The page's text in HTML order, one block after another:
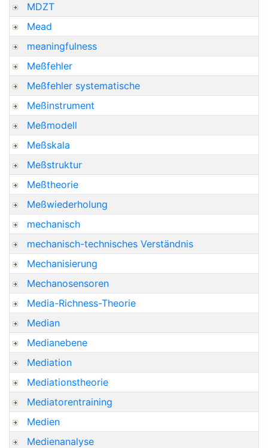
MDZT
Mead
meaningfulness
Meßfehler
Meßfehler systematische
Meßinstrument
Meßmodell
Meßskala
Meßstruktur
Meßtheorie
Meßwiederholung
mechanisch
mechanisch-technisches Verständnis
Mechanisierung
Mechanosensoren
Media-Richness-Theorie
Median
Medianebene
Mediation
Mediationstheorie
Mediatorentraining
Medien
Medienanalyse